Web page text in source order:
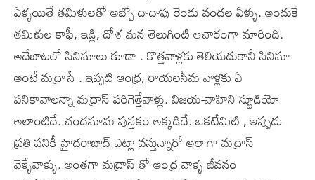
ఏళ్ళయితే తమిళులతో అబ్బో దాదాపు రెండు వందల ఏళ్ళు. అందుకే
తమిళుల కాఫీ, ఇడ్లి, దోశ మన తెలుగింటి ఆచారంగా మారింది.
అదేబాటలో సినిమాలు కూడా . కొత్తవాళ్లకు తెలియదుకానీ సినిమా
అంటే మద్రాసే . ఇప్పటి ఆంధ్ర, రాయలసీమ వాళ్లకు ఏ
పనికావాలన్నా మద్రాస్ పరిగెత్తేవాళ్లు. విజయ-వాహిని స్టూడియో
అలాంటిదే. చందమామ పుస్తకం అక్కడిదే. ఒకటేమిటి , ఇప్పుడు
ప్రతి పనికీ హైదరాబాద్ ఎట్లా వస్తున్నారో అలాగా మద్రాస్
వెళ్ళేవాళ్ళు. అంతగా మద్రాస్ తో ఆంధ్ర వాళ్ళ జీవనం